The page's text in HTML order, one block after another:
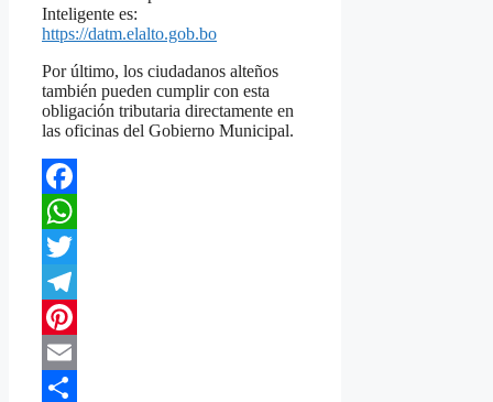
Inteligente es:
https://datm.elalto.gob.bo
Por último, los ciudadanos alteños
también pueden cumplir con esta
obligación tributaria directamente en
las oficinas del Gobierno Municipal.
Facebook
WhatsApp
Twitter
Telegram
Pinterest
Email